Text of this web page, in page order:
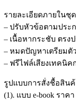
รายละเอียดภายในชุ
– ปรับหัวข้อตามประ
– เนื้อหากระชับ ตรง
– หมดปัญหาเตรียมตั
– ฟรีไฟล์เสียงเทคนิ
รูปแบบการสั่งชื้อสินค้
(1). แบบ e-book ราค